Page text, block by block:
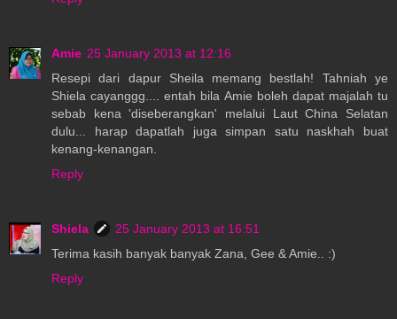
Amie 25 January 2013 at 12:16
Resepi dari dapur Sheila memang bestlah! Tahniah ye
Shiela cayanggg.... entah bila Amie boleh dapat majalah tu
sebab kena 'diseberangkan' melalui Laut China Selatan
dulu... harap dapatlah juga simpan satu naskhah buat
kenang-kenangan.
Reply
Shiela
25 January 2013 at 16:51
Terima kasih banyak banyak Zana, Gee & Amie.. :)
Reply